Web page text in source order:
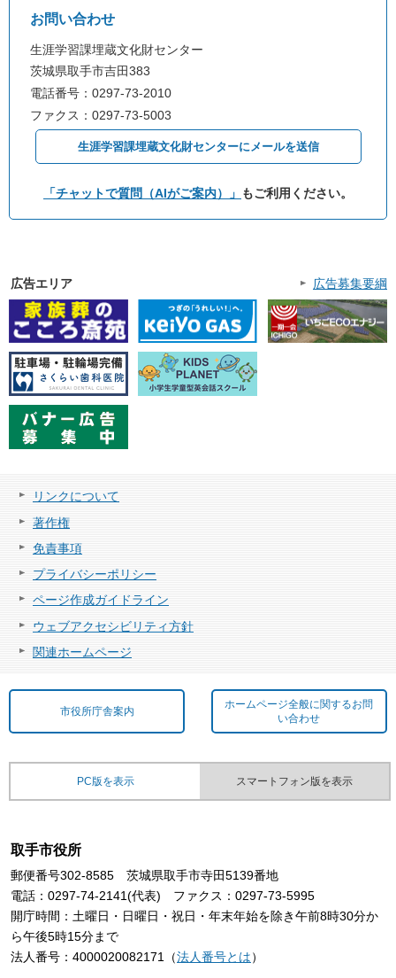
お問い合わせ
生涯学習課埋蔵文化財センター
茨城県取手市吉田383
電話番号：0297-73-2010
ファクス：0297-73-5003
生涯学習課埋蔵文化財センターにメールを送信
「チャットで質問（AIがご案内）」 もご利用ください。
広告エリア 広告募集要綱
リンクについて
著作権
免責事項
プライバシーポリシー
ページ作成ガイドライン
ウェブアクセシビリティ方針
関連ホームページ
市役所庁舎案内
ホームページ全般に関するお問
い合わせ
PC版を表示 スマートフォン版を表示
取手市役所
郵便番号302-8585 茨城県取手市寺田5139番地
電話：0297-74-2141(代表) ファクス：0297-73-5995
開庁時間：土曜日・日曜日・祝日・年末年始を除き午前8時30分か
ら午後5時15分まで
法人番号：4000020082171（法人番号とは）